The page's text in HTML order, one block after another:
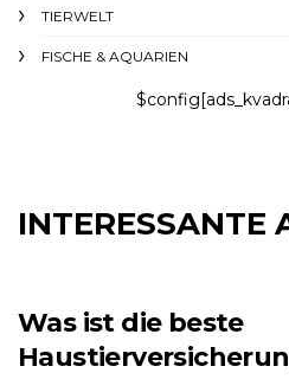
TIERWELT
FISCHE & AQUARIEN
INTERESSANTE
Was ist die beste